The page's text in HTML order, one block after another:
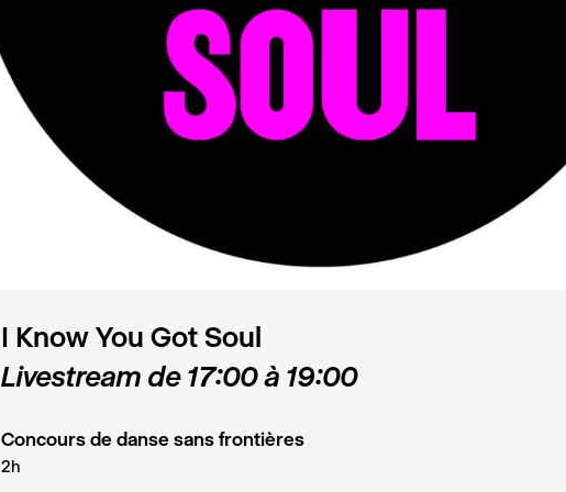
I Know You Got Soul
Livestream de 17:00 à 19:00
Concours de danse sans frontières
2h